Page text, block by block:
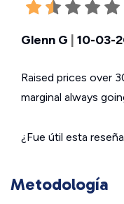
Glenn G 10-03-
Raised prices over
marginal always
¿Fue útil esta
Metodología